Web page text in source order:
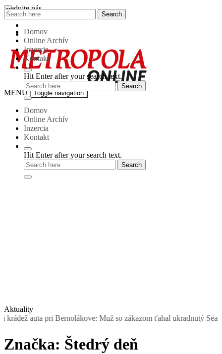
Skip
to
content
Sledujte nás
Metropola-
MENU Toggle navigation
Domov
Online Archív
Inzercia
Kontakt
Hit Enter after your search text.
Search
for:
Search
Domov
Online Archív
Inzercia
Kontakt
Hit Enter after your search text.
Aktuality
Muž so zákazom ťahal ukradnutý Seat, šoféroval ho muž
Značka: Štedrý deň